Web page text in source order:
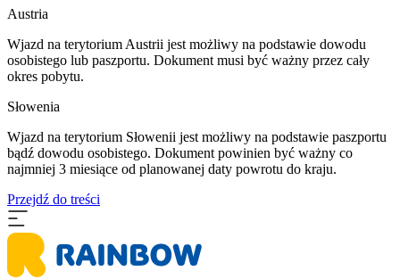
Austria
Wjazd na terytorium Austrii jest możliwy na podstawie dowodu
osobistego lub paszportu. Dokument musi być ważny przez cały
okres pobytu.
Słowenia
Wjazd na terytorium Słowenii jest możliwy na podstawie paszportu
bądź dowodu osobistego. Dokument powinien być ważny co
najmniej 3 miesiące od planowanej daty powrotu do kraju.
Przejdź do treści